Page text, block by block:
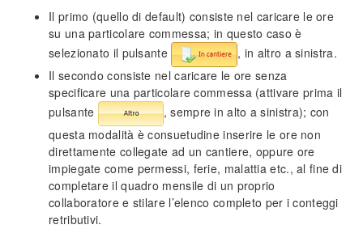
Ricerca incrementale
Filtri e strumenti di ricerca
Nomenclatura e terminologia
Principali icone e pulsanti
Le voci di menù
Legenda colori del software
Aggiornare il software
Assistenza tecnica
Configurazione ed utilità
Backup e ripristino dei dati
Il primo (quello di default) consiste nel caricare le ore
su una particolare commessa; in questo caso è
selezionato il pulsante
, in altro a sinistra.
Il secondo consiste nel caricare le ore senza
specificare una particolare commessa (attivare prima il
pulsante
, sempre in alto a sinistra); con
questa modalità è consuetudine inserire le ore non
direttamente collegate ad un cantiere, oppure ore
impiegate come permessi, ferie, malattia etc., al fine di
completare il quadro mensile di un proprio
collaboratore e stilare l’elenco completo per i conteggi
retributivi.